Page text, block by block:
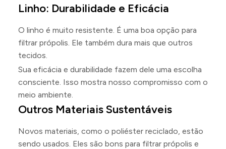
Linho: Durabilidade e Eficácia
O linho é muito resistente. É uma boa opção para
filtrar própolis. Ele também dura mais que outros
tecidos.
Sua eficácia e durabilidade fazem dele uma escolha
consciente. Isso mostra nosso compromisso com o
meio ambiente.
Outros Materiais Sustentáveis
Novos materiais, como o poliéster reciclado, estão
sendo usados. Eles são bons para filtrar própolis e